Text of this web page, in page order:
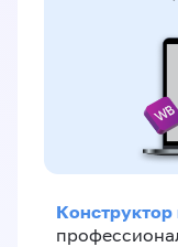
Конструктор